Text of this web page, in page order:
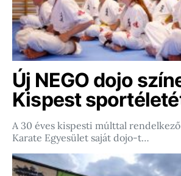
Új NEGO dojo
Kispest
A 30 éves kispesti múlttal
Karate Egyesület saját dojo-t…